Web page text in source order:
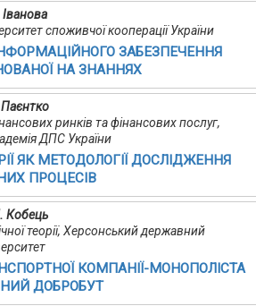
споживчої кооперації України
ЗАБЕЗПЕЧЕННЯ
НА ЗНАННЯХ
ринків та фінансових послуг,
ДПС України
ЯК МЕТОДОЛОГІЇ ДОСЛІДЖЕННЯ
ПРОЦЕСІВ
Кобець
теорії, Херсонський державний
КОМПАНІЇ-МОНОПОЛІСТА
ДОБРОБУТ